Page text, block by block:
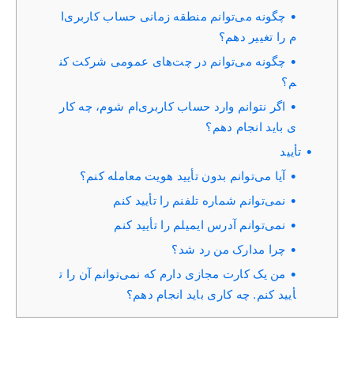
چگونه می‌توانم منطقه زمانی حساب کاربری‌ا
م را تغییر دهم؟
چگونه می‌توانم در چت‌های عمومی شرکت کن
م؟
اگر نتوانم وارد حساب کاربری‌ام شوم، چه کار
ی باید انجام دهم؟
تأیید
آیا می‌توانم بدون تأیید هویت معامله کنم؟
نمی‌توانم شماره تلفنم را تأیید کنم
نمی‌توانم آدرس ایمیلم را تأیید کنم
چرا مدارک من رد شد؟
من یک کارت مجازی دارم که نمی‌توانم آن را ت
أیید کنم. چه کاری باید انجام دهم؟